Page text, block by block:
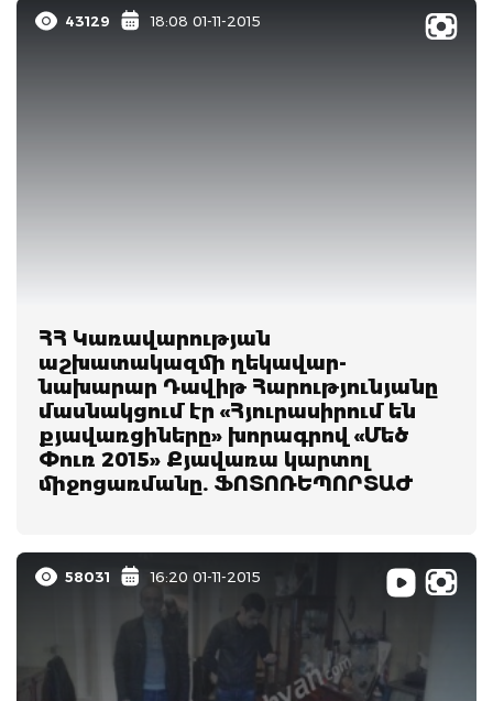
43129 18:08 01-11-2015
ՀՀ Կառավարության
աշխատակազմի ղեկավար-
նախարար Դավիթ Հարությունյանը
մասնակցում էր «Հյուրասիրում են
քյավառցիները» խորագրով «Մեծ
Փուռ 2015» Քյավառա կարտոլ
միջոցառմանը. ՖՈՏՈՌԵՊՈՐՏԱԺ
58031 16:20 01-11-2015